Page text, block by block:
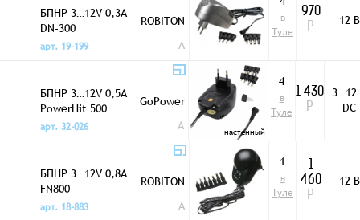
БПНР 3…12V 0,3A
DN-300
ROBITON
арт. 19-199
A
в
Туле
970
Р
12 В
БПНР 3…12V 0,5A
PowerHit 500
GoPower
арт. 32-026
A настенный
4
в
Туле
1 430
Р
3…12
DC
БПНР 3…12V 0,8A
FN800
ROBITON
арт. 18-883
A
1
в
Туле
1
460
Р
12 В